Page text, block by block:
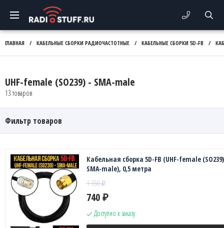
ГЛАВНАЯ / КАБЕЛЬНЫЕ СБОРКИ РАДИОЧАСТОТНЫЕ / КАБЕЛЬНЫЕ СБОРКИ 5D-FB /
UHF-female (SO239) - SMA-male
13 товаров
Фильтр товаров
Кабельная сборка 5D-FB (UHF-female
SMA-male), 0,5 метра
1 350₽
740 ₽
Доступно к заказу